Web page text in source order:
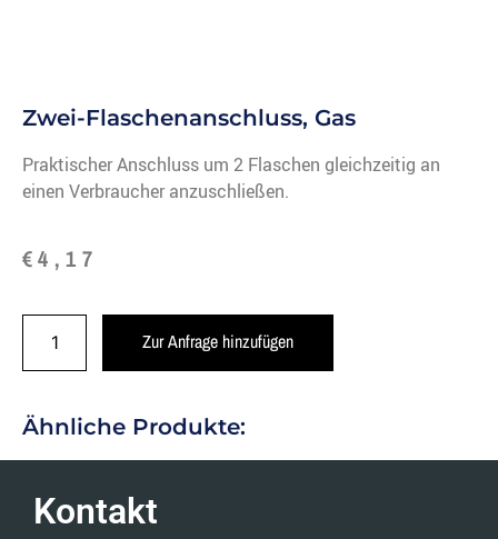
Zwei-Flaschenanschluss, Gas
Praktischer Anschluss um 2 Flaschen gleichzeitig an
einen Verbraucher anzuschließen.
€4,17
Zur Anfrage hinzufügen
Ähnliche Produkte:
Kontakt